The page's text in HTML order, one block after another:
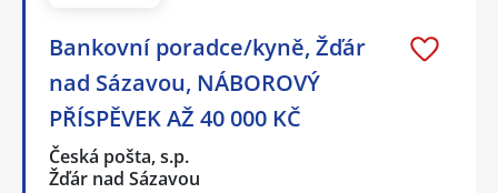
Bankovní poradce/kyně, Žďár
nad Sázavou, NÁBOROVÝ
PŘÍSPĚVEK AŽ 40 000 KČ
Česká pošta, s.p.
Žďár nad Sázavou